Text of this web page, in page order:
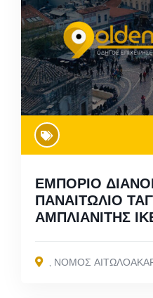
ΕΜΠΟΡΙΟ
ΠΑΝΑΙΤΩΛΙΟ
ΑΜΠΛΙΑΝΙΤΗΣ
, ΝΟΜΟΣ